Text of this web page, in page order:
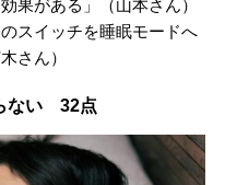
果がある」（山本さん）
スイッチを睡眠モードへ
さん）
ない 32点